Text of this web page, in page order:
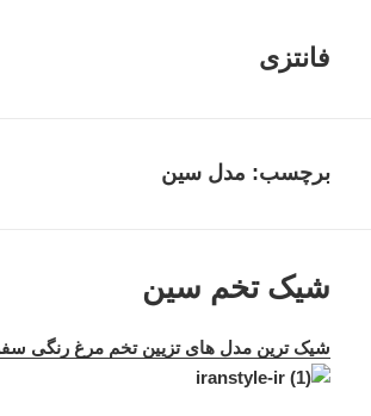
فانتزی
برچسب: مدل‌ سین
شیک تخم‌ سین
شیک ترین مدل‌ های تزیین تخم‌ مرغ رنگی